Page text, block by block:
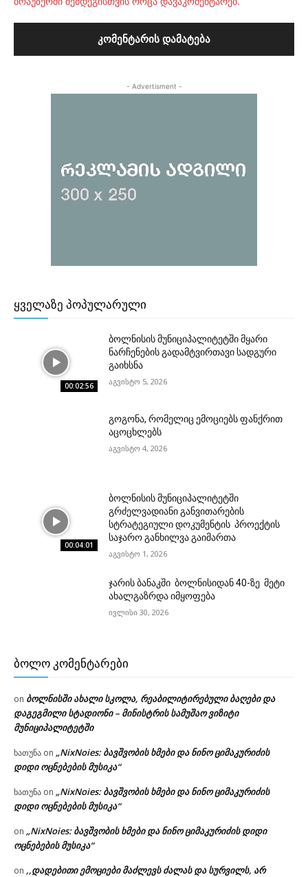
- Advertisment -
ᲧᲕᲔᲚᲐᲖᲔ ᲞᲝᲞᲣᲚᲐᲠᲣᲚᲘ
00:02:56
ბოლნისის მუნიციპალიტეტში მყარი
ნარჩენების გადამტვირთავი სადგური
გაიხსნა
აგვისტო 5, 2026
გოგონა, რომელიც ემოციებს ფანქრით
აცოცხლებს
აგვისტო 4, 2026
00:04:01
ბოლნისის მუნიციპალიტეტში
გრძელვადიანი განვითარების
სტრატეგიული დოკუმენტის პროექტის
საჯარო განხილვა გაიმართა
აგვისტო 1, 2026
ჯარის ბანაკში ბოლნისიდან 40-ზე მეტი
ახალგაზრდა იმყოფება
ივლისი 30, 2026
ᲑᲝᲚᲝ ᲙᲝᲛᲔᲜᲢᲐᲠᲔᲑᲘ
on ბოლნისში ახალი სკოლა, რეაბილიტირებული ბაღები და
დაგეგმილი სტადიონი – მინისტრის სამუშაო ვიზიტი
მუნიციპალიტეტში
ხათუნა on „NixNoies: ბავშვობის ხმები და ნინო ციმაკურიძის
დიდი ოცნებების მუსიკა“
ხათუნა on „NixNoies: ბავშვობის ხმები და ნინო ციმაკურიძის
დიდი ოცნებების მუსიკა“
on „NixNoies: ბავშვობის ხმები და ნინო ციმაკურიძის დიდი
ოცნებების მუსიკა“
on ,,დადებითი ემოციები მაძლევს ძალას და სურვილს, არ